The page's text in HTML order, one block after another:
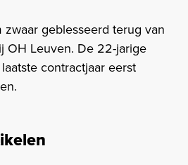
geblesseerd terug van
OH Leuven. De 22-jarige
contractjaar eerst